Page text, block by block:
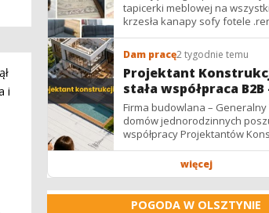
i
tapicerki meblowej na
krzesła kanapy sofy fotele .renowacja mebli
vintage,PRL. glamur
Dam pracę2 tygodnie temu
Projektant
stała współpraca
Firma budowlana –
domów jednorodzinnych
współpracy Projektantów
współpracy: B2B /
więcej
POGODA W OLSZTYNIE